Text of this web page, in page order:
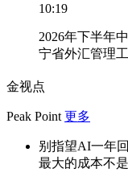
10:19
2026年下半年
宁省外汇管理
金视点
Peak Point 更多
别指望AI一年
最大的成本不